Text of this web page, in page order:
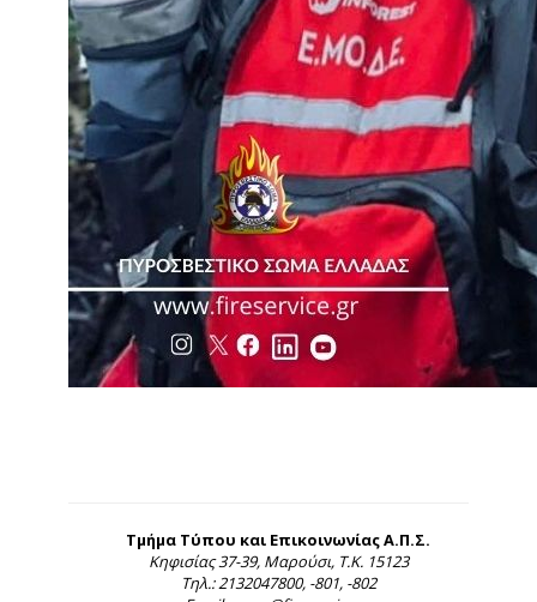
Τμήμα Τύπου και Επικοινωνίας Α.Π.Σ.
Κηφισίας 37-39, Μαρούσι, Τ.Κ. 15123
Τηλ.: 2132047800, -801, -802